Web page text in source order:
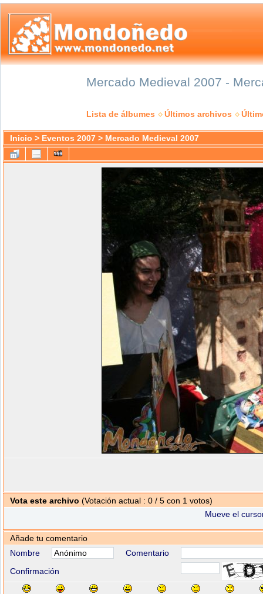
Mercado Medieval 2007 -
Lista de álbumes Últimos archivos
Inicio > Eventos 2007 > Mercado Medieval 2007
Vota este archivo (Votación actual : 0 / 5 con 1 votos)
Mueve el
Añade tu comentario
Nombre
Comentario
Confirmación